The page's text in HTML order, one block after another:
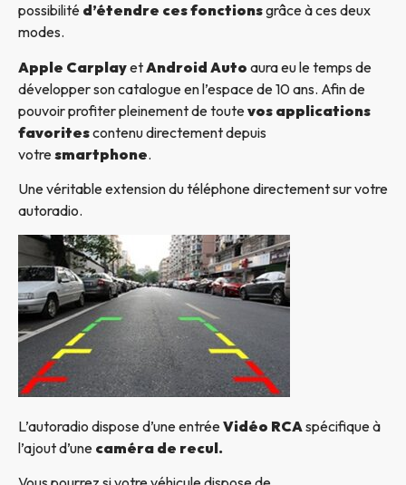
possibilité d’étendre ces fonctionsgrâce à ces deux
modes.
Apple CarplayetAndroid Auto aura eu le temps de
développer son catalogue en l’espace de 10 ans. Afin de
pouvoir profiter pleinement de toutevos applications
favoritescontenu directement depuis
votresmartphone.
Une véritable extension du téléphone directement sur votre
autoradio.
L’autoradio dispose d’une entréeVidéo RCAspécifique à
l’ajout d’une caméra de recul.